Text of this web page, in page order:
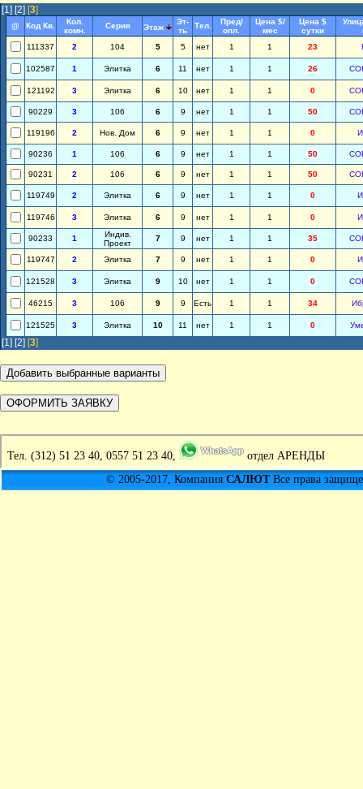
[1] [2] [3]
@ Код Кв.
Кол.
комн.
Серия Этаж
Эт-
ть
Тел.
Пред/
опл.
Цена $/
мес
Цена $
сутки
111337
2 104 5 5 нет 1 1 23
102587 1 Элитка 6 11 нет 1 1 26
121192 3 Элитка 6 10 нет 1 1 0
90229 3 106 6 9 нет 1 1 50
119196 2 Нов. Дом 6 9 нет 1 1 0
90236 1 106 6 9 нет 1 1 50
90231 2 106 6 9 нет 1 1 50
119749 2 Элитка 6 9 нет 1 1 0
119746 3 Элитка 6 9 нет 1 1 0
90233 1
Индив.
Проект
7 9 нет 1 1 35
119747 2 Элитка 7 9 нет 1 1 0
121528 3 Элитка 9 10 нет 1 1 0
46215 3 106 9 9 Есть 1 1 34
121525 3 Элитка 10 11 нет 1 1 0
[1] [2] [3]
Тел. (312) 51 23 40, 0557 51 23 40,
отдел АРЕНДЫ
© 2005-2017, Компания САЛЮТВсе права